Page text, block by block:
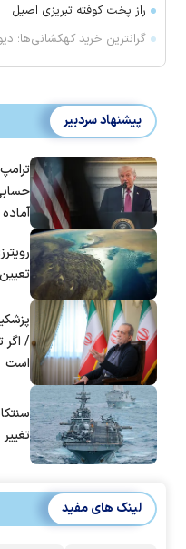
راز پخت کوفته تبریزی اصیل
گرانترین خرید کهکشانی‌ها؛
پیشنهاد سردبیر
/ اگر
است
لینک های مفید